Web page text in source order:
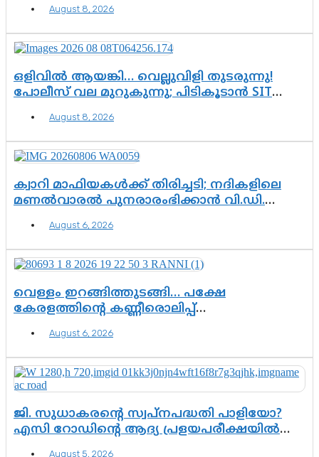
August 8, 2026
ഒളിവിൽ ആയങ്കി… വെല്ലുവിളി തുടരുന്നു!
പോലീസ് വല മുറുകുന്നു; പിടികൂടാൻ SIT
എന്നത് മാത്രം അല്ല—ആയങ്കി
കസ്റ്റഡിയിലായാൽ പുറത്തുവരുക
എന്തൊക്കെ വിവരങ്ങൾ?”
August 8, 2026
ക്വാറി മാഫിയകൾക്ക് തിരിച്ചടി; നദികളിലെ
മണൽവാരൽ പുനരാരംഭിക്കാൻ വി.ഡി.
August 6, 2026
വെള്ളം ഇറങ്ങിത്തുടങ്ങി… പക്ഷേ
കേരളത്തിന്റെ കണ്ണീരൊലിപ്പ്
August 6, 2026
ജി. സുധാകരന്റെ സ്വപ്നപദ്ധതി പാളിയോ?
എസി റോഡിന്റെ ആദ്യ പ്രളയപരീക്ഷയിൽ
August 5, 2026